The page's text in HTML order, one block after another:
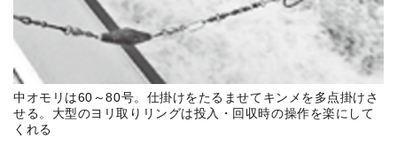
中オモリは60～80号。仕掛けをたるませてキンメを多点掛けさ
せる。大型のヨリ取りリングは投入・回収時の操作を楽にして
くれる